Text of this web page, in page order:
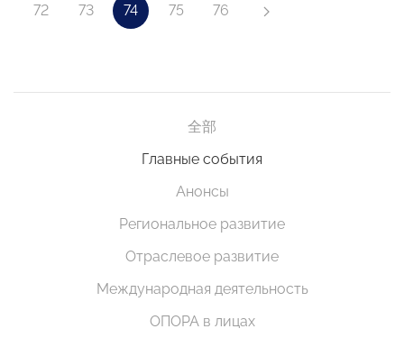
72 73 74 75 76
全部
Главные события
Анонсы
Региональное развитие
Отраслевое развитие
Международная деятельность
ОПОРА в лицах